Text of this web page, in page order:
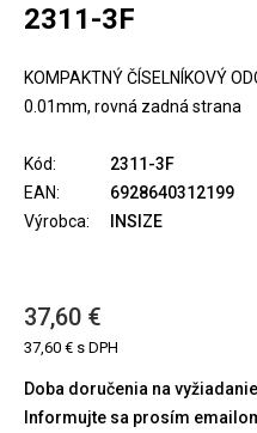
2311-3F
KOMPAKTNÝ ČÍSELNÍKOVÝ
0.01mm, rovná zadná strana
Kód:
2311-3F
EAN:
6928640312199
Výrobca:
INSIZE
37,60 €
37,60 € s DPH
Doba doručenia na vyžiadanie
Informujte sa prosím